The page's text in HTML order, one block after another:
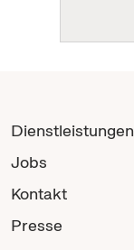
Dienstleistungen
Jobs
Kontakt
Presse